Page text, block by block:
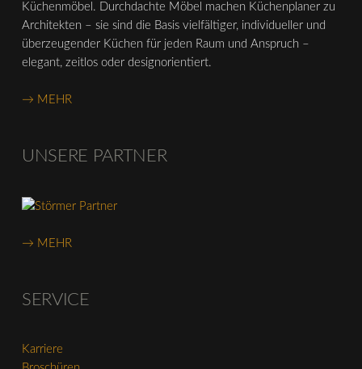
Küchenmöbel. Durchdachte Möbel machen Küchenplaner zu
Architekten – sie sind die Basis vielfältiger, individueller und
überzeugender Küchen für jeden Raum und Anspruch –
elegant, zeitlos oder designorientiert.
→ MEHR
UNSERE PARTNER
→ MEHR
SERVICE
Karriere